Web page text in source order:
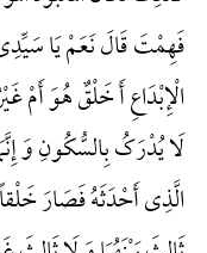
فَهِمْتَ قَالَ نَعَمْ یَا
الْإِبْدَاعِ أَ خَلْقٌ هُوَ
لَا یُدْرَکُ بِالسُّکُونِ وَ
الَّذِی أَحْدَثَهُ فَصَارَ